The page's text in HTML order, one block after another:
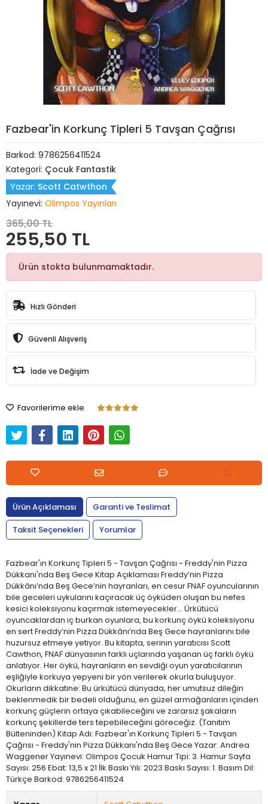
Fazbear'in Korkunç Tipleri 5 Tavşan Çağrısı
Barkod: 9786256411524
Kategori: Çocuk Fantastik
Yazar: Scott Catwthon
Yayınevi: Olimpos Yayınları
365,00 TL
255,50 TL
Ürün stokta bulunmamaktadır.
Hızlı Gönderi
Güvenli Alışveriş
İade ve Değişim
Favorilerime ekle
Ürün Açıklaması
Garanti ve Teslimat
Taksit Seçenekleri
Yorumlar
Fazbear'ın Korkunç Tipleri 5 - Tavşan Çağrısı - Freddy'nin Pizza
Dükkanı'nda Beş Gece Kitap Açıklaması Freddy’nin Pizza
Dükkânı’nda Beş Gece’nin hayranları, en cesur FNAF oyuncularının
bile geceleri uykularını kaçıracak üç öyküden oluşan bu nefes
kesici koleksiyonu kaçırmak istemeyecekler... Ürkütücü
oyuncaklardan iç burkan oyunlara, bu korkunç öykü koleksiyonu
en sert Freddy’nin Pizza Dükkânı’nda Beş Gece hayranlarını bile
huzursuz etmeye yetiyor. Bu kitapta, serinin yaratıcısı Scott
Cawthon, FNAF dünyasının farklı uçlarında yaşanan üç farklı öykü
anlatıyor. Her öykü, hayranların en sevdiği oyun yaratıcılarının
eşliğiyle korkuya yepyeni bir yön verilerek okurla buluşuyor.
Okurların dikkatine: Bu ürkütücü dünyada, her umutsuz dileğin
beklenmedik bir bedeli olduğunu, en güzel armağanların içinden
korkunç güçlerin ortaya çıkabileceğini ve zararsız şakaların
korkunç şekillerde ters tepebileceğini göreceğiz. (Tanıtım
Bülteninden) Kitap Adı: Fazbear'ın Korkunç Tipleri 5 - Tavşan
Çağrısı - Freddy'nin Pizza Dükkanı'nda Beş Gece Yazar: Andrea
Waggener Yayınevi: Olimpos Çocuk Hamur Tipi: 3. Hamur Sayfa
Sayısı: 256 Ebat: 13,5 x 21 İlk Baskı Yılı: 2023 Baskı Sayısı: 1. Basım Dil:
Türkçe Barkod: 9786256411524